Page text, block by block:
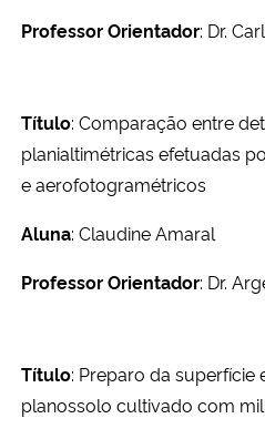
Professor Orientador: Dr.
Título: Comparação entre
planialtimétricas efetuadas
e aerofotogramétricos
Aluna: Claudine Amaral
Professor Orientador: Dr.
Título: Preparo da superfície
planossolo cultivado com